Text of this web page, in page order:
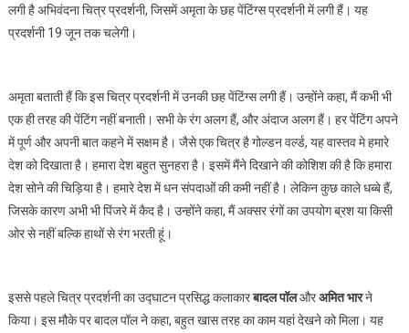
सपनों
को
हकीकत
उतारने
कोशिश
करती
लगी है अभिवंदना चित्र प्रदर्शनी, जिसमें अमृता के छह पेंटिंग्स प्रदर्शनी में लगी हैं। यह
प्रदर्शनी 19 जून तक चलेगी।
अमृता बताती हैं कि इस चित्र प्रदर्शनी में उनकी छह पेंटिंग्स लगी हैं। उन्होंने कहा, मैं कभी भी
एक ही तरह की पेंटिंग नहीं बनाती। सभी के रंग अलग हैं, और अंदाज अलग हैं। हर पेंटिंग अपने
में पूर्ण और अपनी बात कहने में सक्षम है। जैसे एक चित्र है गोल्डन वर्ल्ड, यह वास्तव मे हमारे
देश को दिखाता है। हमारा देश बहुत सुनहरा है। इसमें मैंने दिखाने की कोशिश की है कि हमारा
देश सोने की चिड़िया है। हमारे देश में धन संपदाओं की कमी नहीं है। लेकिन कुछ काले धब्बे हैं,
जिसके कारण अभी भी पिंजरे में कैद है। उन्होंने कहा, मैं अक्सर रंगों का उपयोग ब्रश या किसी
ओर से नहीं बल्कि हाथों से रंग भरती हूं।
इससे पहले चित्र प्रदर्शनी का उद्घाटन प्रसिद्ध कलाकारबादल पॉलऔरअमित भारने
किया। इस मौके पर बादल पॉल ने कहा, बहुत खास तरह का काम यहां देखने को मिला। यह